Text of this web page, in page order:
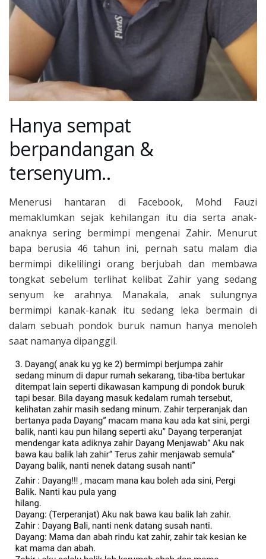
Hanya sempat
berpandangan &
tersenyum..
Menerusi hantaran di Facebook, Mohd Fauzi
memaklumkan sejak kehilangan itu dia serta anak-
anaknya sering bermimpi mengenai Zahir. Menurut
bapa berusia 46 tahun ini, pernah satu malam dia
bermimpi dikelilingi orang berjubah dan membawa
tongkat sebelum terlihat kelibat Zahir yang sedang
senyum ke arahnya. Manakala, anak sulungnya
bermimpi kanak-kanak itu sedang leka bermain di
dalam sebuah pondok buruk namun hanya menoleh
saat namanya dipanggil.